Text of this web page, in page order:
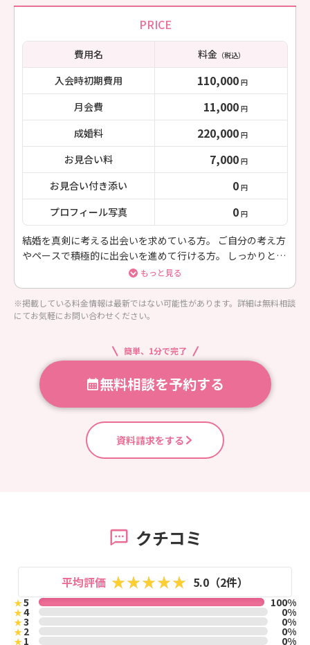
PRICE
費用名 料金（税込）
入会時初期費用 110,000 円
月会費 11,000 円
成婚料 220,000 円
お見合い料 7,000 円
お見合い付き添い 0 円
プロフィール写真 0 円
結婚を真剣に考える出会いを求めている方。 ご自分の考え方
やペースで積極的に出会いを進めて行ける方。 しっかりとし
たサポートを受けたい方。 必要に応じて、時々、電話やメー
ルで相談できればよい方。
もっと見る
※掲載している料金情報は最新ではない可能性があります。詳細は無料相談
にてお気軽にお問い合わせください。
簡単、1分で完了
無料相談を予約する
資料請求をする
クチコミ
平均評価 5.0（2件）
★5 100%
★4 0%
★3 0%
★2 0%
★1 0%